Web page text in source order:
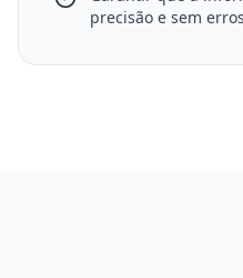
precisão e sem